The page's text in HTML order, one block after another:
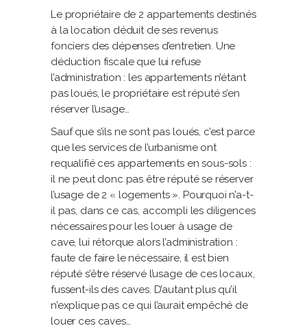
Le propriétaire de 2 appartements destinés
à la location déduit de ses revenus
fonciers des dépenses d’entretien. Une
déduction fiscale que lui refuse
l’administration : les appartements n’étant
pas loués, le propriétaire est réputé s’en
réserver l’usage…
Sauf que s’ils ne sont pas loués, c’est parce
que les services de l’urbanisme ont
requalifié ces appartements en sous-sols :
il ne peut donc pas être réputé se réserver
l’usage de 2 « logements ». Pourquoi n’a-t-
il pas, dans ce cas, accompli les diligences
nécessaires pour les louer à usage de
cave, lui rétorque alors l’administration :
faute de faire le nécessaire, il est bien
réputé s’être réservé l’usage de ces locaux,
fussent-ils des caves. D’autant plus qu’il
n’explique pas ce qui l’aurait empêché de
louer ces caves…